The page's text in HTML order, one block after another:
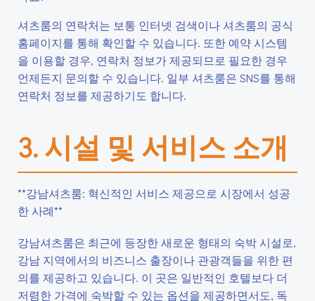
셔츠룸의 연락처는 보통 인터넷 검색이나 셔츠룸의 공식
홈페이지를 통해 확인할 수 있습니다. 또한 예약 시스템
을 이용할 경우, 연락처 정보가 제공되므로 필요한 경우
언제든지 문의할 수 있습니다. 일부 셔츠룸은 SNS를 통해
연락처 정보를 제공하기도 합니다.
3. 시설 및 서비스 소개
**강남셔츠룸: 혁신적인 서비스 제공으로 시장에서 성공
한 사례**
강남셔츠룸은 최근에 등장한 새로운 형태의 숙박 시설로,
강남 지역에서의 비즈니스 출장이나 관광객들을 위한 편
의를 제공하고 있습니다. 이 곳은 일반적인 호텔보다 더
저렴한 가격에 숙박할 수 있는 옵션을 제공하면서도, 독